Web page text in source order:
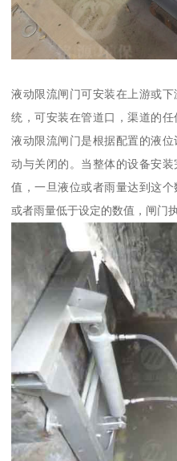
液动限流闸门可安装在上游或
统，可安装在管道口，渠道的任
液动限流闸门是根据配置的液
动与关闭的。当整体的设备安
值，一旦液位或者雨量达到这
或者雨量低于设定的数值，闸门